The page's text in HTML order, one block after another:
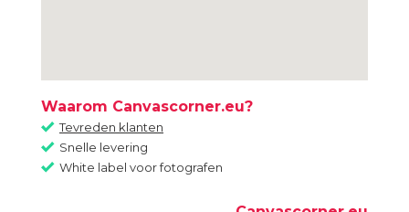
Waarom Canvascorner.eu?
Tevreden klanten
Snelle levering
White label voor fotografen